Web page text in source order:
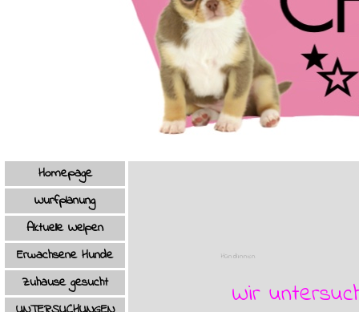
Menü überspringen
Homepage
Wurfplanung
Aktuelle Welpen
Erwachsene Hunde
Zuhause gesucht
Hündinnen
Wir